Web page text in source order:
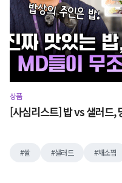
상품
[사심리스트] 밥 vs 샐러드,
쌀 샐러드 채소찜